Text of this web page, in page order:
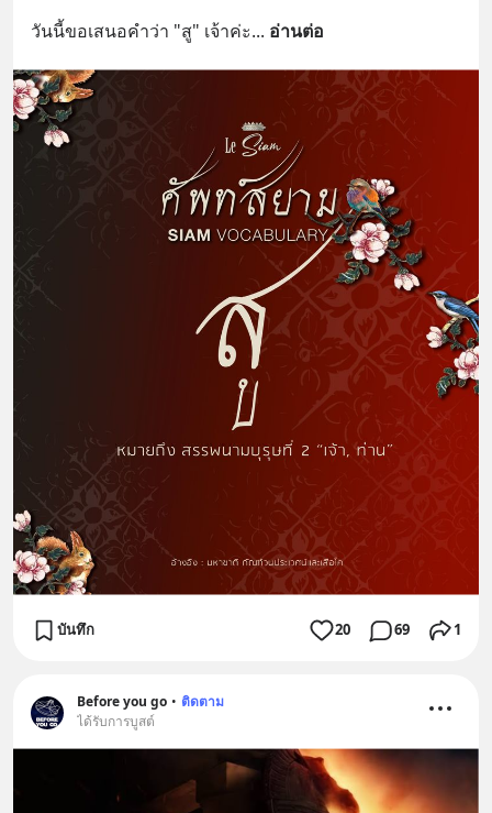
วันนี้ขอเสนอคำว่า "สู" เจ้าค่ะ... อ่านต่อ
บันทึก 20 69 1
Before you go • ติดตาม
ได้รับการบูสต์